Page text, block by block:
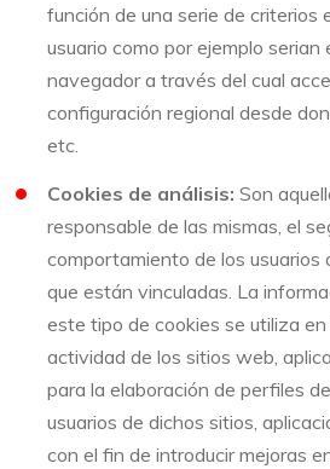
función de una serie de criterios
usuario como por ejemplo serian
navegador a través del cual
configuración regional desde
etc.
Cookies de análisis: Son
responsable de las mismas, el
comportamiento de los usuarios
que están vinculadas. La
este tipo de cookies se utiliza en
actividad de los sitios web,
para la elaboración de perfiles
usuarios de dichos sitios,
con el fin de introducir mejoras